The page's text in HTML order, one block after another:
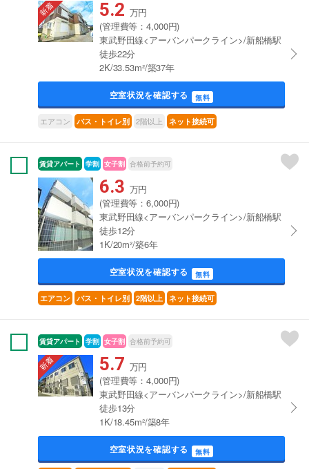
5.2 万円
(管理費等：4,000円)
東武野田線<アーバンパークライン>/新船橋駅
徒歩22分
2K/33.53m²/築37年
空室状況を確認する 無料
エアコン バス・トイレ別 2階以上 ネット接続可
賃貸アパート 学割 女子割 合格前予約可
6.3 万円
(管理費等：6,000円)
東武野田線<アーバンパークライン>/新船橋駅
徒歩12分
1K/20m²/築6年
空室状況を確認する 無料
エアコン バス・トイレ別 2階以上 ネット接続可
賃貸アパート 学割 女子割 合格前予約可
5.7 万円
(管理費等：4,000円)
東武野田線<アーバンパークライン>/新船橋駅
徒歩13分
1K/18.45m²/築8年
空室状況を確認する 無料